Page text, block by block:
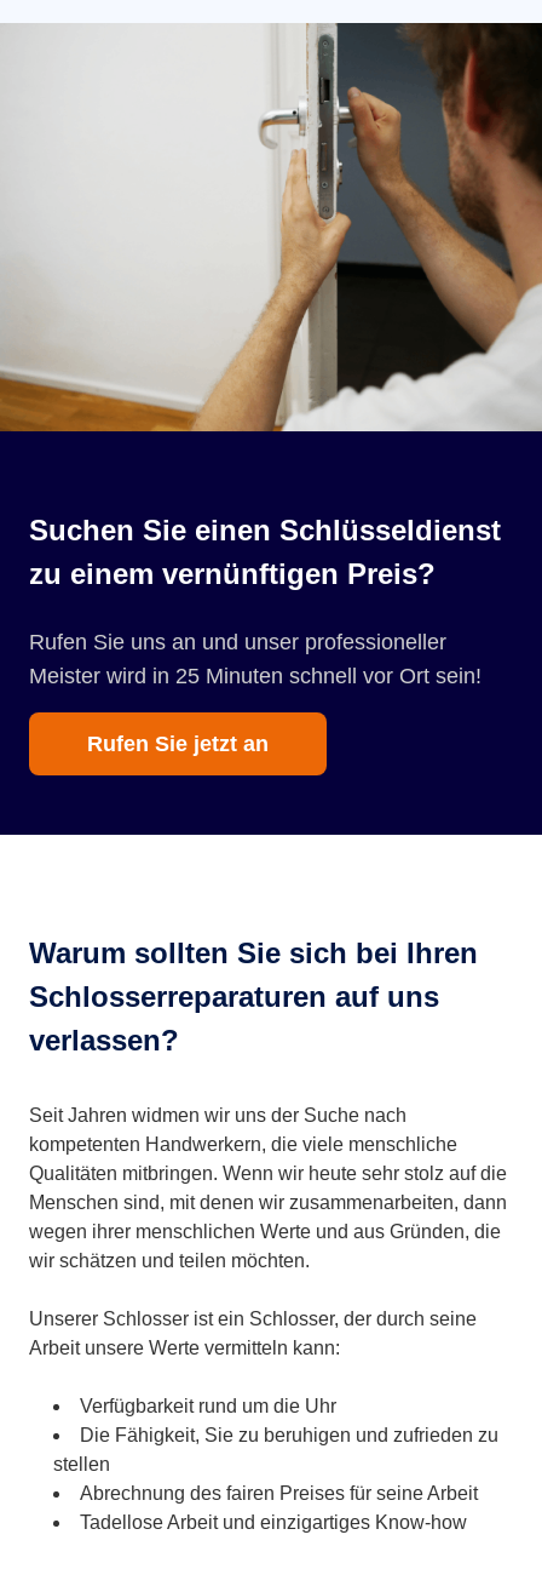
Suchen Sie einen Schlüsseldienst
zu einem vernünftigen Preis?
Rufen Sie uns an und unser professioneller
Meister wird in 25 Minuten schnell vor Ort sein!
Rufen Sie jetzt an
Warum sollten Sie sich bei Ihren
Schlosserreparaturen auf uns
verlassen?
Seit Jahren widmen wir uns der Suche nach
kompetenten Handwerkern, die viele menschliche
Qualitäten mitbringen. Wenn wir heute sehr stolz auf die
Menschen sind, mit denen wir zusammenarbeiten, dann
wegen ihrer menschlichen Werte und aus Gründen, die
wir schätzen und teilen möchten.
Unserer Schlosser ist ein Schlosser, der durch seine
Arbeit unsere Werte vermitteln kann:
Verfügbarkeit rund um die Uhr
Die Fähigkeit, Sie zu beruhigen und zufrieden zu
stellen
Abrechnung des fairen Preises für seine Arbeit
Tadellose Arbeit und einzigartiges Know-how